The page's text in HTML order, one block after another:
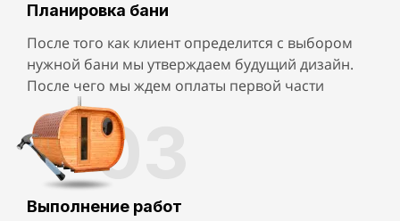
Планировка бани
После того как клиент определится с выбором
нужной бани мы утверждаем будущий дизайн.
После чего мы ждем оплаты первой части
03
Выполнение работ